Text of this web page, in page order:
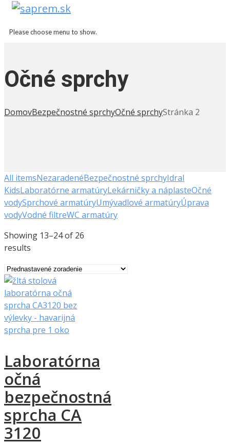
Please choose menu to show.
Očné sprchy
DomovBezpečnostné sprchyOčné sprchyStránka 2
All itemsNezaradenéBezpečnostné sprchyIdral
KidsLaboratórne armatúryLekárničky a náplasteOčné
vodySprchové armatúryUmývadlové armatúryÚprava
vodyVodné filtreWC armatúry
Showing 13–24 of 26
results
Laboratórna
očná
bezpečnostná
sprcha CA
3120